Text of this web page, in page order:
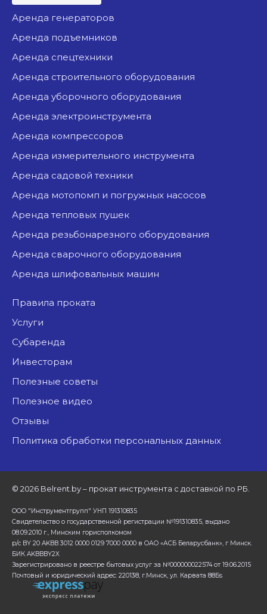
аренда генераторов
аренда подъемников
аренда спецтехники
аренда строительного оборудования
аренда уборочного оборудования
аренда электроинструмента
аренда компрессоров
аренда измерительного инструмента
аренда садовой техники
аренда мотопомп и погружных насосов
аренда тепловых пушек
аренда резьбонарезного оборудования
аренда сварочного оборудования
аренда шлифовальных машин
Правила проката
Услуги
Субаренда
Инвесторам
Полезные советы
Полезное видео
Отзывы
Политика обработки персональных данных
© 2026 Belrent.by – прокат инструмента с доставкой по РБ.
ООО "Инструментгрупп" УНП 191310835
Свидетельство о государственной регистрации №191310835, выдано
08.09.2010 г., Минским горисполкомом
р/с BY 20 AKBB 3012 0000 0129 7000 0000 в ОАО «АСБ Беларусбанк», г Минск.
БИК AKBBBY2X
Зарегистрировано в реестре бытовых услуг за №000000022574 от 19.06.2015
Почтовый и юридический адрес: 220138, г.Минск, ул. Карвата 88Бs